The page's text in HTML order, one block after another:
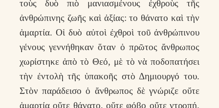
τοὺς δυὸ πιὸ μανιασμένους ἐχθροὺς τῆς
ἀνθρώπινης ζωῆς καὶ ἀξίας: το θάνατο καὶ τὴν
ἁμαρτία. Οἱ δυὸ αὐτοὶ ἐχθροὶ τοῦ ἀνθρώπινου
γένους γεννήθηκαν ὅταν ὁ πρῶτος ἄνθρωπος
χωρίστηκε ἀπὸ τὸ Θεό, μὲ τὸ νὰ ποδοπατήσει
τὴν ἐντολὴ τῆς ὑπακοῆς στὸ Δημιουργό του.
Στὸν παράδεισο ὁ ἄνθρωπος δὲ γνώριζε οὔτε
ἁμαρτία οὔτε θάνατο, οὔτε φόβο οὔτε ντροπή.